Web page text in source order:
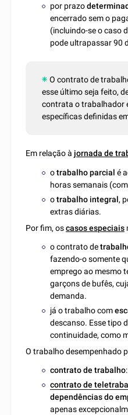
por prazo
encerrado sem o
(incluindo-se o caso
pode ultrapassar 90
O contrato de
esse último seja feito,
contrata o trabalhador
específicas definidas
Em relação àjornada de
otrabalho parcial é
horas semanais
otrabalho integral,
extras diárias.
Por fim, oscasos especiais
o contrato de
fazendo-o somente
emprego ao mesmo
garçons de bufês,
demanda.
já o trabalho com
descanso. Esse tipo
continuidade, como
O trabalho desempenhado
contrato de trabalho
contrato de
dependências do
apenas